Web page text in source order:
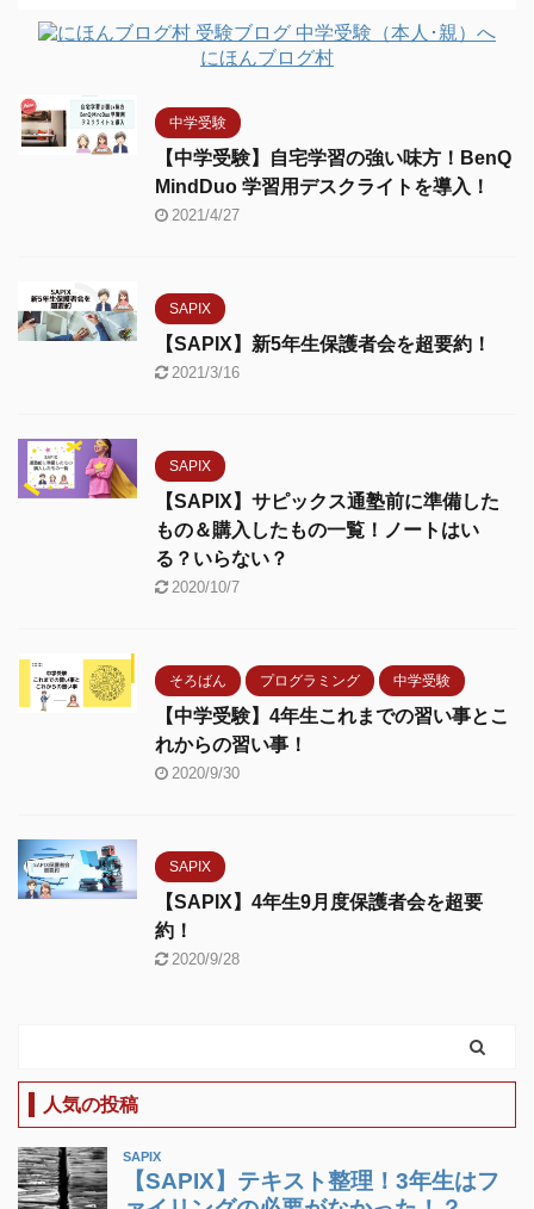
にほんブログ村
中学受験
【中学受験】自宅学習の強い味方！BenQ
MindDuo 学習用デスクライトを導入！
2021/4/27
SAPIX
【SAPIX】新5年生保護者会を超要約！
2021/3/16
SAPIX
【SAPIX】サピックス通塾前に準備した
もの＆購入したもの一覧！ノートはい
る？いらない？
2020/10/7
そろばん プログラミング 中学受験
【中学受験】4年生これまでの習い事とこ
れからの習い事！
2020/9/30
SAPIX
【SAPIX】4年生9月度保護者会を超要
約！
2020/9/28
人気の投稿